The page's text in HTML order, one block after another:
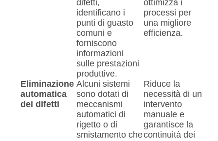
difetti,
identificano i
punti di guasto
comuni e
forniscono
informazioni
sulle prestazioni
produttive.
ottimizza i
processi per
una migliore
efficienza.
Eliminazione
automatica
dei difetti
Alcuni sistemi
sono dotati di
meccanismi
automatici di
rigetto o di
smistamento che
Riduce la
necessità di un
intervento
manuale e
garantisce la
continuità dei